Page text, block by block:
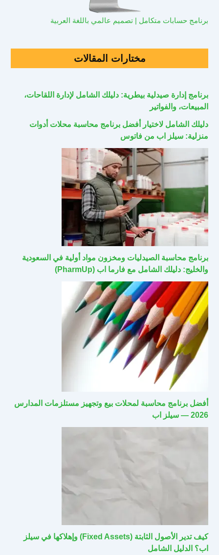
برنامج حسابات متكامل | تصميم عالمي باللغة العربية
مختارات المقالات
برنامج إدارة صيدلية بيطرية: دليلك الشامل لإدارة اللقاحات،
المبيعات، والفواتير
دليلك الشامل لاختيار أفضل برنامج محاسبة محلات أدوات
منزلية: سيلز اب من فاتوس
برنامج محاسبة الصيدليات ومخزون مواد أولية في السعودية
والخليج: دليلك الشامل مع فارما اب (PharmUp)
أفضل برنامج محاسبة لمحلات بيع وتجهيز مستلزمات المدارس
2026 — سيلز اب
كيف تدير الأصول الثابتة (Fixed Assets) وإهلاكها في سيلز
اب؟ الدليل الشامل